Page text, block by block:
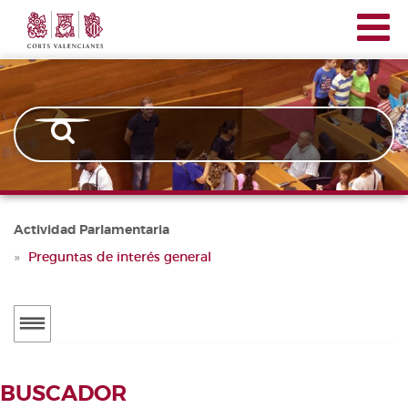
Pasar
contenido
principal
Corts
Valencianes
Actividad Parlamentaria
Preguntas de interés general
Menú
Noticias
BUSCADOR DE TRAMITACIONES
BUSCADOR